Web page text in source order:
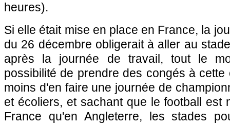
heures).
Si elle était mise en place en France, la
du 26 décembre obligerait à aller au
après la journée de travail, tout le
possibilité de prendre des congés à cette
moins d'en faire une journée de
et écoliers, et sachant que le football est
France qu'en Angleterre, les stades